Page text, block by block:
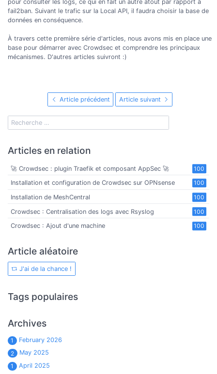
pour consulter les logs, ce qui en fait un autre atout par rapport à
fail2ban. Suivant le trafic sur la Local API, il faudra choisir la base de
données en conséquence.
À travers cette première série d'articles, nous avons mis en place une
base pour démarrer avec Crowdsec et comprendre les principaux
mécanismes. D'autres articles suivront :)
Article précédent Article suivant
Articles en relation
100
🚀 Crowdsec : plugin Traefik et composant AppSec 🚀
100
Installation et configuration de Crowdsec sur OPNsense
100
Installation de MeshCentral
100
Crowdsec : Centralisation des logs avec Rsyslog
100
Crowdsec : Ajout d'une machine
Article aléatoire
J'ai de la chance !
Tags populaires
Archives
1
February 2026
2
May 2025
1
April 2025